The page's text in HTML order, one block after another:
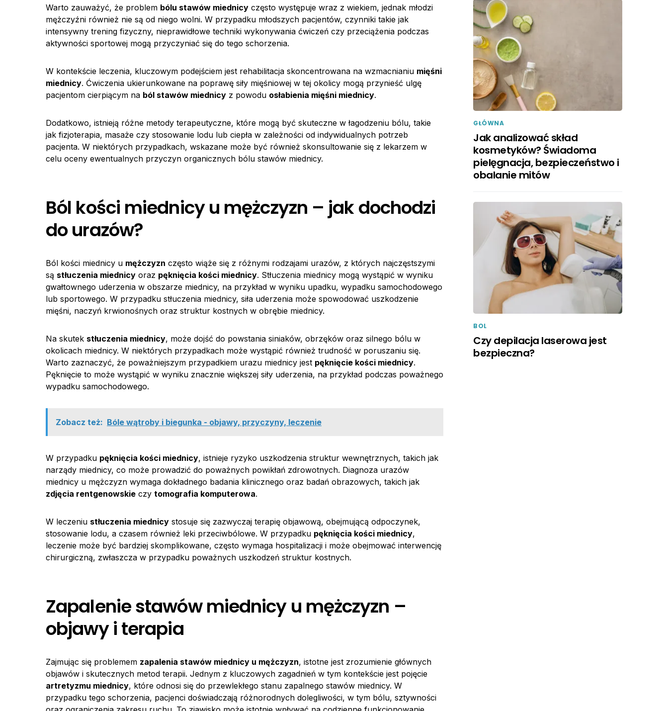
Warto zauważyć, że problem bólu stawów miednicy często występuje wraz z wiekiem, jednak młodzi
mężczyźni również nie są od niego wolni. W przypadku młodszych pacjentów, czynniki takie jak
intensywny trening fizyczny, nieprawidłowe techniki wykonywania ćwiczeń czy przeciążenia podczas
aktywności sportowej mogą przyczyniać się do tego schorzenia.
W kontekście leczenia, kluczowym podejściem jest rehabilitacja skoncentrowana na wzmacnianiu mięśni
miednicy. Ćwiczenia ukierunkowane na poprawę siły mięśniowej w tej okolicy mogą przynieść ulgę
pacjentom cierpiącym na ból stawów miednicy z powodu osłabienia mięśni miednicy.
Dodatkowo, istnieją różne metody terapeutyczne, które mogą być skuteczne w łagodzeniu bólu, takie
jak fizjoterapia, masaże czy stosowanie lodu lub ciepła w zależności od indywidualnych potrzeb
pacjenta. W niektórych przypadkach, wskazane może być również skonsultowanie się z lekarzem w
celu oceny ewentualnych przyczyn organicznych bólu stawów miednicy.
Ból kości miednicy u mężczyzn – jak dochodzi
do urazów?
Ból kości miednicy u mężczyzn często wiąże się z różnymi rodzajami urazów, z których najczęstszymi
są stłuczenia miednicy oraz pęknięcia kości miednicy. Stłuczenia miednicy mogą wystąpić w wyniku
gwałtownego uderzenia w obszarze miednicy, na przykład w wyniku upadku, wypadku samochodowego
lub sportowego. W przypadku stłuczenia miednicy, siła uderzenia może spowodować uszkodzenie
mięśni, naczyń krwionośnych oraz struktur kostnych w obrębie miednicy.
Na skutek stłuczenia miednicy, może dojść do powstania siniaków, obrzęków oraz silnego bólu w
okolicach miednicy. W niektórych przypadkach może wystąpić również trudność w poruszaniu się.
Warto zaznaczyć, że poważniejszym przypadkiem urazu miednicy jest pęknięcie kości miednicy.
Pęknięcie to może wystąpić w wyniku znacznie większej siły uderzenia, na przykład podczas poważnego
wypadku samochodowego.
Zobacz też: Bóle wątroby i biegunka - objawy, przyczyny, leczenie
W przypadku pęknięcia kości miednicy, istnieje ryzyko uszkodzenia struktur wewnętrznych, takich jak
narządy miednicy, co może prowadzić do poważnych powikłań zdrowotnych. Diagnoza urazów
miednicy u mężczyzn wymaga dokładnego badania klinicznego oraz badań obrazowych, takich jak
zdjęcia rentgenowskie czy tomografia komputerowa.
W leczeniu stłuczenia miednicy stosuje się zazwyczaj terapię objawową, obejmującą odpoczynek,
stosowanie lodu, a czasem również leki przeciwbólowe. W przypadku pęknięcia kości miednicy,
leczenie może być bardziej skomplikowane, często wymaga hospitalizacji i może obejmować interwencję
chirurgiczną, zwłaszcza w przypadku poważnych uszkodzeń struktur kostnych.
Zapalenie stawów miednicy u mężczyzn –
objawy i terapia
Zajmując się problemem zapalenia stawów miednicy u mężczyzn, istotne jest zrozumienie głównych
objawów i skutecznych metod terapii. Jednym z kluczowych zagadnień w tym kontekście jest pojęcie
artretyzmu miednicy, które odnosi się do przewlekłego stanu zapalnego stawów miednicy. W
przypadku tego schorzenia, pacjenci doświadczają różnorodnych dolegliwości, w tym bólu, sztywności
GŁÓWNA
Jak analizować skład
kosmetyków? Świadoma
pielęgnacja, bezpieczeństwo i
obalanie mitów
BOL
Czy depilacja laserowa jest
bezpieczna?